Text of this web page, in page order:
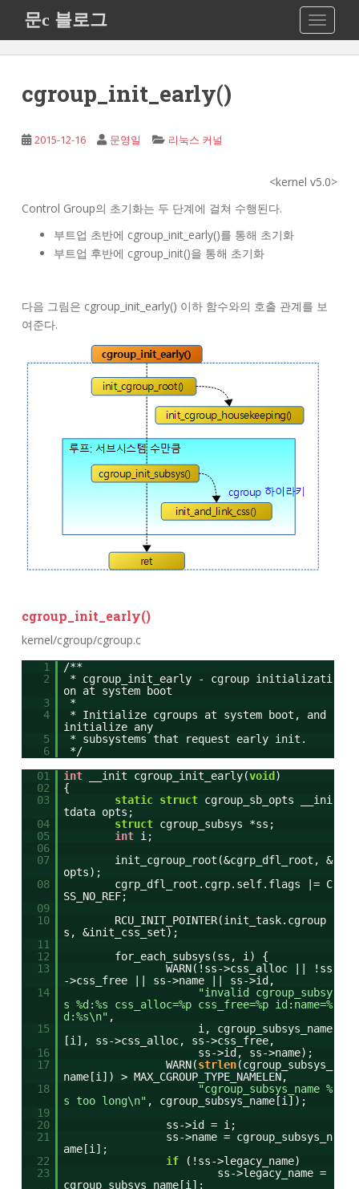
i
문c 블로그
cgroup_init_early()
2015-12-16 문영일 리눅스 커널
<kernel v5.0>
Control Group의 초기화는 두 단계에 걸쳐 수행된다.
부트업 초반에 cgroup_init_early()를 통해 초기화
부트업 후반에 cgroup_init()을 통해 초기화
다음 그림은 cgroup_init_early() 이하 함수와의 호출 관계를 보
여준다.
cgroup_init_early()
kernel/cgroup/cgroup.c
1
/**
2
* cgroup_init_early - cgroup initializati
on at system boot
3
*
4
* Initialize cgroups at system boot, and
initialize any
5
* subsystems that request early init.
6
*/
01
int __init cgroup_init_early(void )
02
{
03
static struct cgroup_sb_opts __ini
tdata opts;
04
struct cgroup_subsys *ss;
05
int i;
06
07
init_cgroup_root(&cgrp_dfl_root, &
opts);
08
cgrp_dfl_root.cgrp.self.flags |= C
SS_NO_REF;
09
10
RCU_INIT_POINTER(init_task.cgroup
s, &init_css_set);
11
12
for_each_subsys(ss, i) {
13
WARN(!ss->css_alloc || !ss
->css_free || ss->name || ss->id,
14
"invalid cgroup_subsy
s %d:%s css_alloc=%p css_free=%p id:name=%
d:%s\n" ,
15
i, cgroup_subsys_name
[i], ss->css_alloc, ss->css_free,
16
ss->id, ss->name);
17
WARN(strlen(cgroup_subsys_
name[i]) > MAX_CGROUP_TYPE_NAMELEN,
18
"cgroup_subsys_name %
s too long\n" , cgroup_subsys_name[i]);
19
20
ss->id = i;
21
ss->name = cgroup_subsys_n
ame[i];
22
if
(!ss->legacy_name)
23
ss->legacy_name =
cgroup_subsys_name[i];